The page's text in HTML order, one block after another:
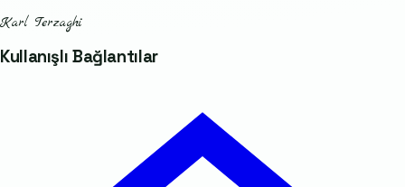
Karl Terzaghi
Kullanışlı Bağlantılar